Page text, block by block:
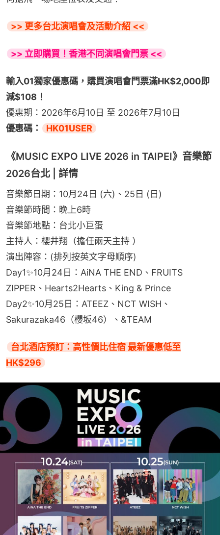
>> 更多台北演唱會及活動介紹 <<
>> 立即購買！香港不同演唱會門票 <<
輸入01獨家優惠碼，購買演唱會門票滿HK$2,000即
減$108！
優惠期：2026年6月10日 至 2026年7月10日
優惠碼：
HK01USER
《MUSIC EXPO LIVE 2026 in TAIPEI》音樂節
2026台北 | 詳情
音樂節日期：10月24日 (六)、25日 (日)
音樂節時間：晚上6時
音樂節地點：台北小巨蛋
主持人：櫻井翔（擔任兩天主持 ）
演出陣容：(排列按英文字母順序)
Day1✨10月24日：AiNA THE END、FRUITS
ZIPPER、Hearts2Hearts、King & Prince
Day2✨10月25日：ATEEZ、NCT WISH、
Sakurazaka46（櫻坂46）、&TEAM
台北酒店預訂：高性價比住宿 最新優惠低至
HK$296